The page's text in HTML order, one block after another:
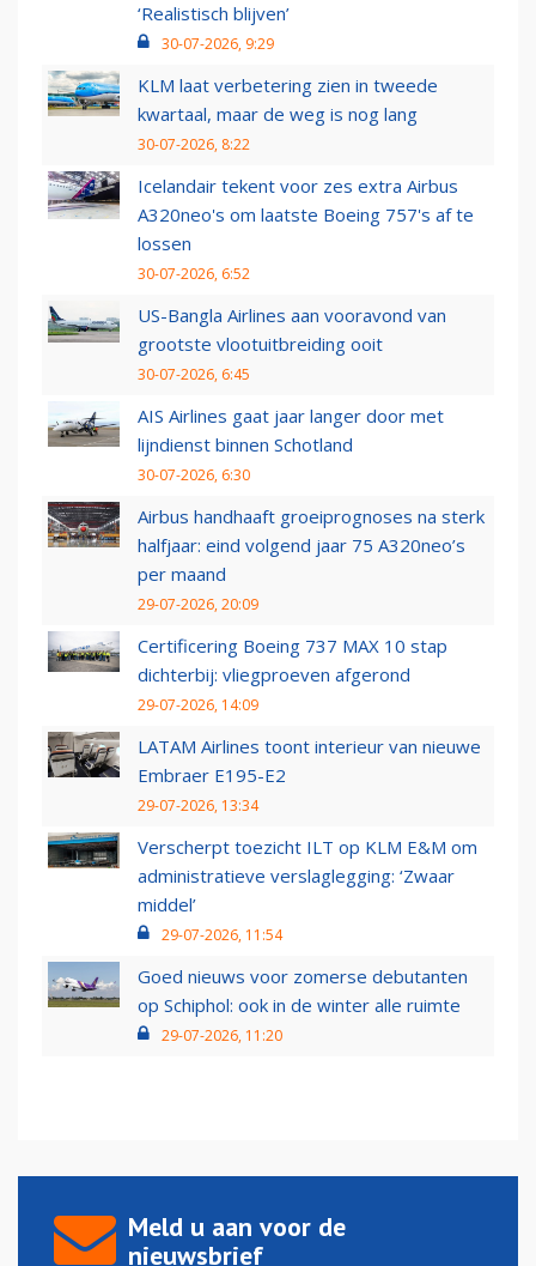
‘Realistisch blijven’
30-07-2026, 9:29
KLM laat verbetering zien in tweede
kwartaal, maar de weg is nog lang
30-07-2026, 8:22
Icelandair tekent voor zes extra Airbus
A320neo's om laatste Boeing 757's af te
lossen
30-07-2026, 6:52
US-Bangla Airlines aan vooravond van
grootste vlootuitbreiding ooit
30-07-2026, 6:45
AIS Airlines gaat jaar langer door met
lijndienst binnen Schotland
30-07-2026, 6:30
Airbus handhaaft groeiprognoses na sterk
halfjaar: eind volgend jaar 75 A320neo’s
per maand
29-07-2026, 20:09
Certificering Boeing 737 MAX 10 stap
dichterbij: vliegproeven afgerond
29-07-2026, 14:09
LATAM Airlines toont interieur van nieuwe
Embraer E195-E2
29-07-2026, 13:34
Verscherpt toezicht ILT op KLM E&M om
administratieve verslaglegging: ‘Zwaar
middel’
29-07-2026, 11:54
Goed nieuws voor zomerse debutanten
op Schiphol: ook in de winter alle ruimte
29-07-2026, 11:20
Meld u aan voor de
nieuwsbrief